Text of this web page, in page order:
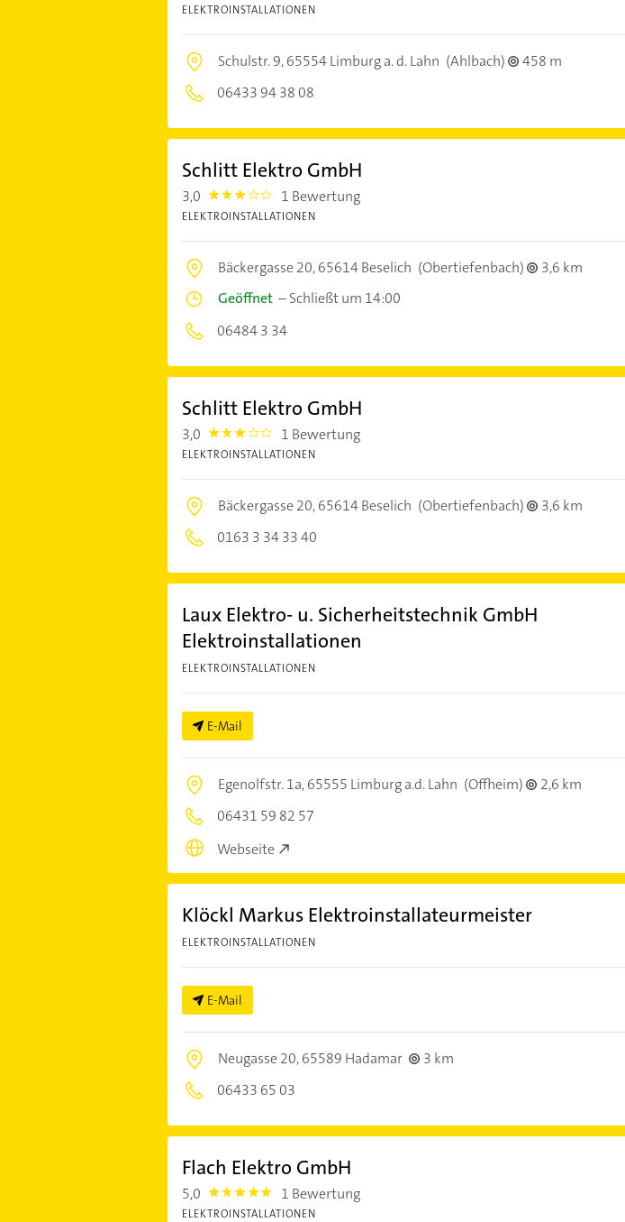
ELEKTROINSTALLATIONEN
Schulstr. 9,65554 Limburg a. d. Lahn (Ahlbach)
458 m
06433 94 38 08
Schlitt Elektro GmbH
3,0 3.0 1 Bewertung
ELEKTROINSTALLATIONEN
Bäckergasse 20,65614 Beselich (Obertiefenbach)
3,6 km
Geöffnet–Schließt um 14:00
06484 3 34
Schlitt Elektro GmbH
3,0 3.0 1 Bewertung
ELEKTROINSTALLATIONEN
Bäckergasse 20,65614 Beselich (Obertiefenbach)
3,6 km
0163 3 34 33 40
Laux Elektro- u. Sicherheitstechnik GmbH
Elektroinstallationen
ELEKTROINSTALLATIONEN
E-Mail
Egenolfstr. 1a,65555 Limburg a.d. Lahn (Offheim)
2,6 km
06431 59 82 57
Webseite
Klöckl Markus Elektroinstallateurmeister
ELEKTROINSTALLATIONEN
E-Mail
Neugasse 20,65589 Hadamar
3 km
06433 65 03
Flach Elektro GmbH
5,0 5.0 1 Bewertung
ELEKTROINSTALLATIONEN